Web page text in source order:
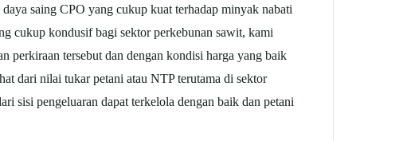
saing CPO yang cukup kuat terhadap minyak nabati
cukup kondusif bagi sektor perkebunan sawit, kami
perkiraan tersebut dan dengan kondisi harga yang baik
dari nilai tukar petani atau NTP terutama di sektor
sisi pengeluaran dapat terkelola dengan baik dan petani